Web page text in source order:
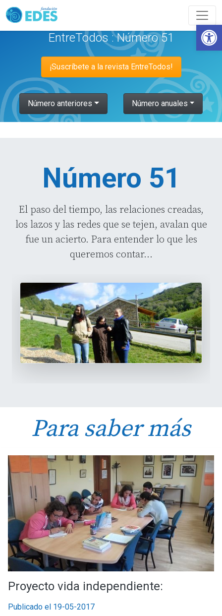
Abrir
EntreTodos : Número 51
¡Suscríbete a la revista EntreTodos!
Número anteriores Número anuales
Número 51
El paso del tiempo, las relaciones creadas,
los lazos y las redes que se tejen, avalan que
fue un acierto. Para entender lo que les
queremos contar...
Para saber más
Proyecto vida independiente:
Publicado el 19-05-2017